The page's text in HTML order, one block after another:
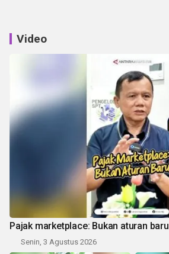
Video
Pajak marketplace: Bukan aturan baru
Senin, 3 Agustus 2026